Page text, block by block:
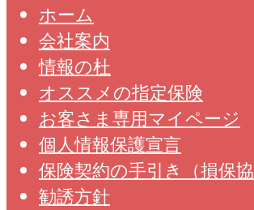
ホーム
会社案内
情報の杜
オススメの指定保険
お客さま専用マイページ
個人情報保護宣言
保険契約の手引き（損保協
勧誘方針